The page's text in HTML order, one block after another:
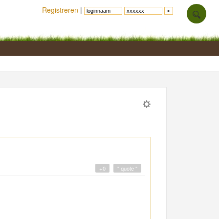
" quote "
+0
Registreren |